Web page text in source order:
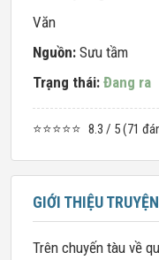
Văn
Nguồn: Sưu tầm
Trạng thái: Đang ra
⭐⭐⭐⭐⭐ 8.3 / 5 (71
GIỚI THIỆU TRUYỆN
Trên chuyến tàu về